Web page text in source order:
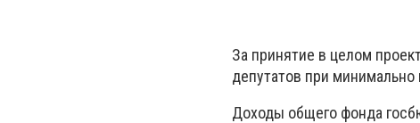
За принятие в целом
депутатов при
Доходы общего фонда